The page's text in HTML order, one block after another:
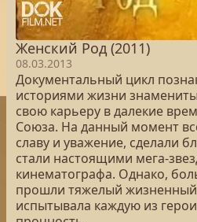
Женский Род (2011)
08.03.2013
Документальный цикл
историями жизни
свою карьеру в далекие
Союза. На данный момент
славу и уважение, сделали
стали настоящими мега-
кинематографа. Однако,
прошли тяжелый жизненный
испытывала каждую из